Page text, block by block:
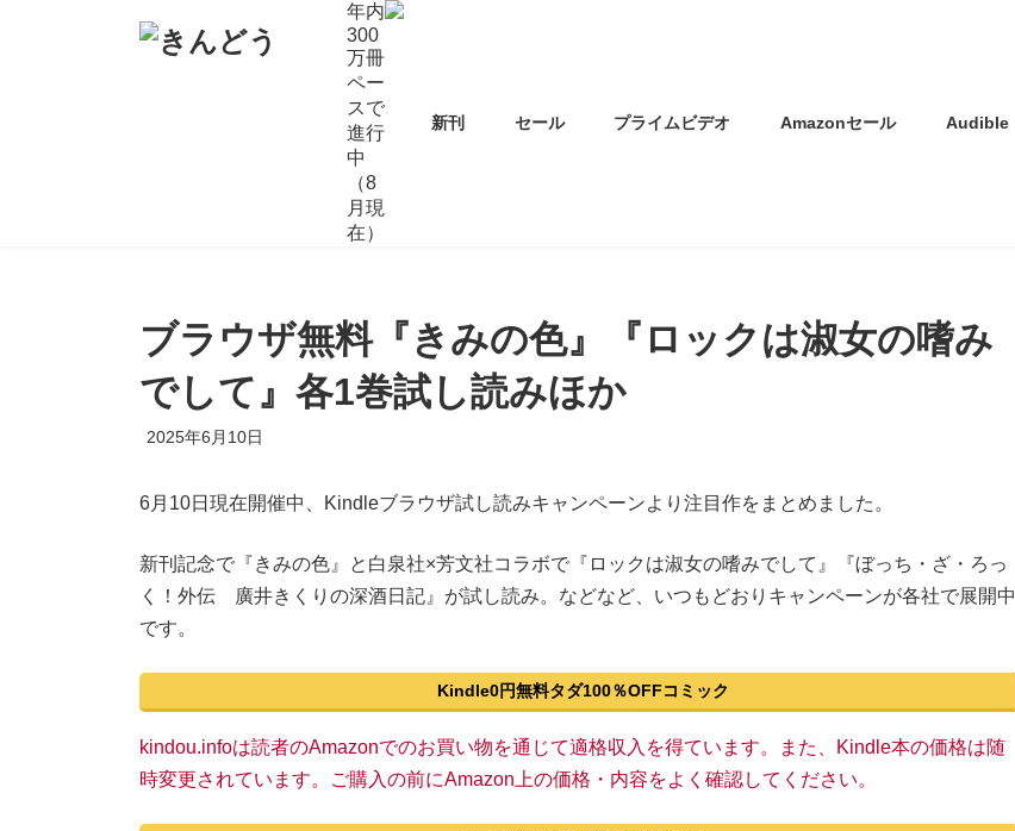
年内
300
万冊
ペー
スで
進行
中
（8
月現
在）
新刊 セール プライムビデオ Amazonセール Audible
ブラウザ無料『きみの色』『ロックは淑女の嗜み
でして』各1巻試し読みほか
2025年6月10日
6月10日現在開催中、Kindleブラウザ試し読みキャンペーンより注目作をまとめました。
新刊記念で『きみの色』と白泉社×芳文社コラボで『ロックは淑女の嗜みでして』『ぼっち・ざ・ろっ
く！外伝 廣井きくりの深酒日記』が試し読み。などなど、いつもどおりキャンペーンが各社で展開中
です。
Kindle0円無料タダ100％OFFコミック
kindou.infoは読者のAmazonでのお買い物を通じて適格収入を得ています。また、Kindle本の価格は随
時変更されています。ご購入の前にAmazon上の価格・内容をよく確認してください。